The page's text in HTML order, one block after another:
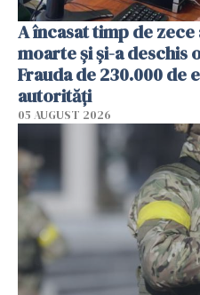
A încasat timp de
moarte și și-a deschis
Frauda de 230.000 de
autorități
05 AUGUST 2026